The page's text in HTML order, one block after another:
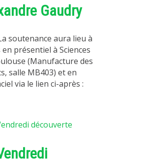
Gaudry
soutenance aura lieu à
présentiel à Sciences
(Manufacture des
salle MB403) et en
via le lien ci-après :
découverte